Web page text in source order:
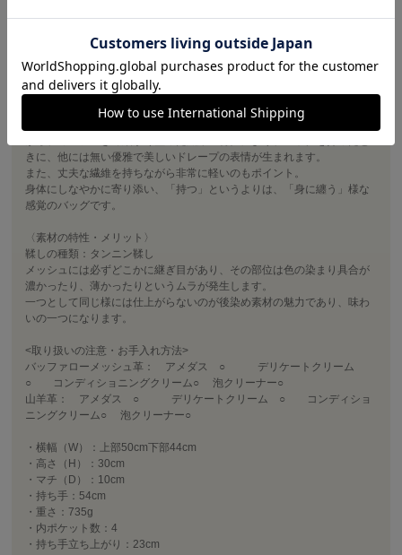
まるでヴィンテージラグの様な風格、繊細で奥ゆかしい革の織物。
バッファローの丈夫さはさることながら、カーフのきめ細かく整った繊
維の特性により、バッグを持ったときに、他には無い優雅で美しいドレ
ープの表情が生まれます。
使用したのはバッファローカーフ。バッファローの丈夫さはさることな
きに、他には無い優雅で美しいドレープの表情が生まれます。
また、丈夫な繊維を持ちながら非常に軽いのもポイント。
身体にしなやかに寄り添い、「持つ」というよりは、「身に纏う」様な
感覚のバッグです。
〈素材の特性・メリット〉
鞣しの種類：タンニン鞣し
メッシュには必ずどこかに継ぎ目があり、その部位は色の染まり具合が
濃かったり、薄かったりというムラが発生します。
一つとして同じ様には仕上がらないのが後染め素材の魅力であり、味わ
いの一つになります。
<取り扱いの注意・お手入れ方法>
バッファローメッシュ革： アメダス ○ デリケートクリーム
○ コンディショニングクリーム○ 泡クリーナー○
山羊革： アメダス ○ デリケートクリーム ○ コンディショ
ニングクリーム○ 泡クリーナー○
・横幅（W）：上部50cm下部44cm
・高さ（H）：30cm
・マチ（D）：10cm
・持ち手：54cm
・重さ：735g
・内ポケット数：4
・持ち手立ち上がり：23cm